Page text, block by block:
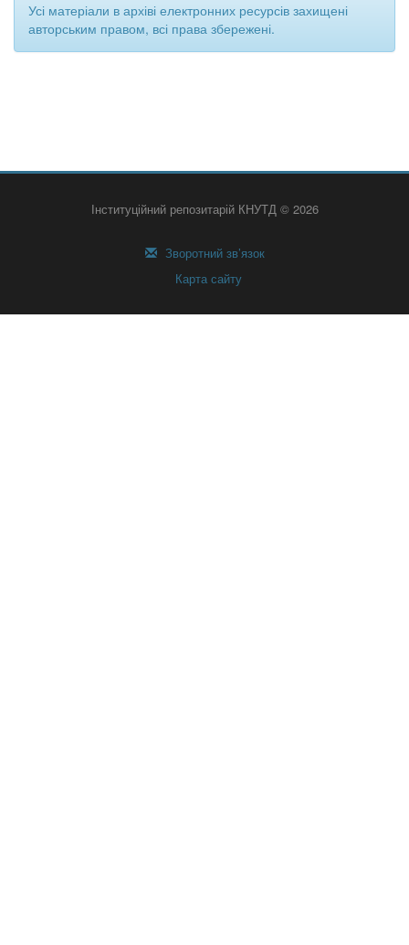
Усі матеріали в архіві електронних ресурсів захищені
авторським правом, всі права збережені.
Інституційний репозитарій КНУТД © 2026
Зворотний зв’язок
Карта сайту